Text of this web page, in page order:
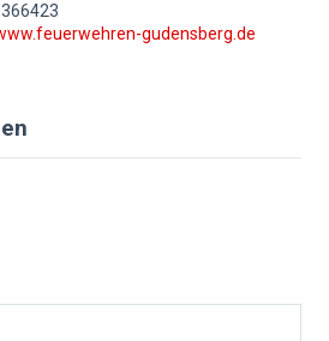
gudensberg.de